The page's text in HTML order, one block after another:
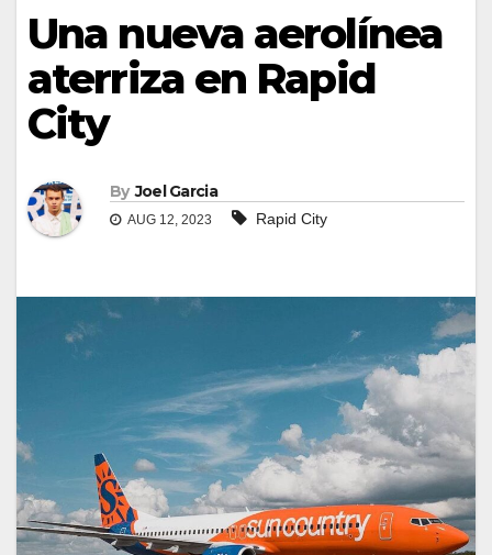
Una nueva aerolínea
aterriza en Rapid
City
By Joel Garcia
AUG 12, 2023 Rapid City